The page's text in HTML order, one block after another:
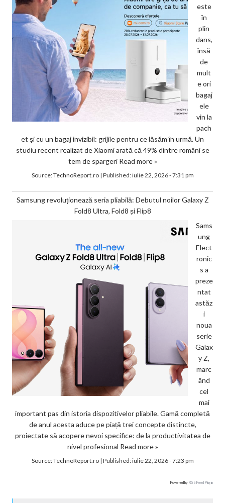
este
în
plin
dans,
însă
de
mult
e ori
bagaj
ele
vin la
pach
et și cu un bagaj invizibil: grijile pentru ce lăsăm în urmă. Un
studiu recent realizat de Xiaomi arată că 49% dintre români se
tem de spargeri Read more »
Source:TechnoReport.ro| Published:iulie 22, 2026 - 7:31 pm
Samsung revoluționează seria pliabilă: Debutul noilor Galaxy Z
Fold8 Ultra, Fold8 și Flip8
Sams
ung
Elect
ronic
s a
preze
ntat
astăz
i
noua
serie
Galax
y Z,
marc
ând
cel
mai
important pas din istoria dispozitivelor pliabile. Gamă completă
de anul acesta aduce pe piață trei concepte distincte,
proiectate să acopere nevoi specifice: de la productivitatea de
nivel profesional Read more »
Source:TechnoReport.ro| Published:iulie 22, 2026 - 7:23 pm
Powered by RSS Feed Plugin